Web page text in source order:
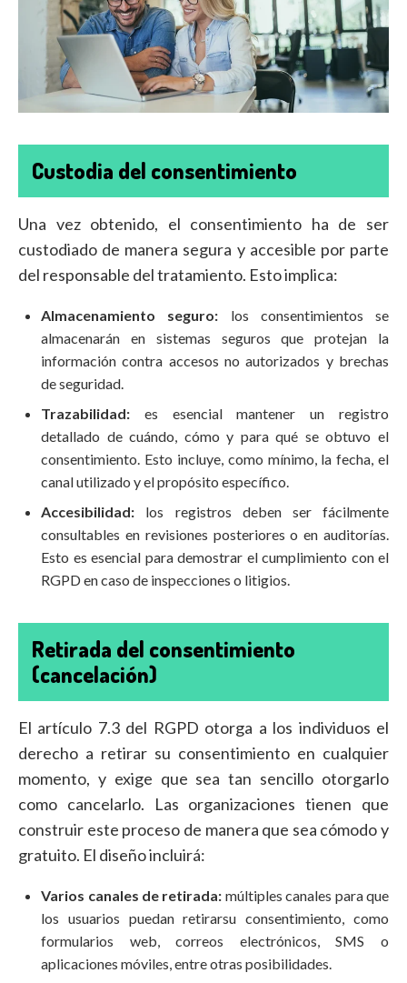
Custodia del consentimiento
Una vez obtenido, el consentimiento ha de ser
custodiado de manera segura y accesible por parte
del responsable del tratamiento. Esto implica:
Almacenamiento seguro: los consentimientos se
almacenarán en sistemas seguros que protejan la
información contra accesos no autorizados y brechas
de seguridad.
Trazabilidad: es esencial mantener un registro
detallado de cuándo, cómo y para qué se obtuvo el
consentimiento. Esto incluye, como mínimo, la fecha, el
canal utilizado y el propósito específico.
Accesibilidad: los registros deben ser fácilmente
consultables en revisiones posteriores o en auditorías.
Esto es esencial para demostrar el cumplimiento con el
RGPD en caso de inspecciones o litigios.
Retirada del consentimiento
(cancelación)
El artículo 7.3 del RGPD otorga a los individuos el
derecho a retirar su consentimiento en cualquier
momento, y exige que sea tan sencillo otorgarlo
como cancelarlo. Las organizaciones tienen que
construir este proceso de manera que sea cómodo y
gratuito. El diseño incluirá:
Varios canales de retirada: múltiples canales para que
los usuarios puedan retirarsu consentimiento, como
formularios web, correos electrónicos, SMS o
aplicaciones móviles, entre otras posibilidades.